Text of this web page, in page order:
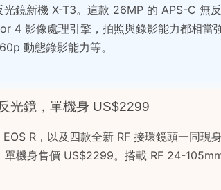
鏡新機 X-T3。這款 26MP 的 APS-C 無
4 影像處理引擎，拍照與錄影能力都相當
動態錄影能力等。
光鏡，單機身 US$2299
R，以及四款全新 RF 接環鏡頭一同現
單機身售價 US$2299。搭載 RF 24-